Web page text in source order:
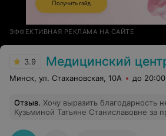
ЭФФЕКТИВНАЯ РЕКЛАМА НА САЙТЕ
3.9 Медицинский
Минск, ул. Стахановская, 10А до 20:00
Отзыв. Хочу выразить благодарность
Кузьминой Татьяне Станиславовне за